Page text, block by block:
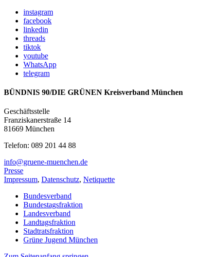
instagram
facebook
linkedin
threads
tiktok
youtube
WhatsApp
telegram
BÜNDNIS 90/DIE GRÜNEN Kreisverband München
Geschäftsstelle
Franziskanerstraße 14
81669 München
Telefon: 089 201 44 88
info@gruene-muenchen.de
Presse
Impressum, Datenschutz, Netiquette
Bundesverband
Bundestagsfraktion
Landesverband
Landtagsfraktion
Stadtratsfraktion
Grüne Jugend München